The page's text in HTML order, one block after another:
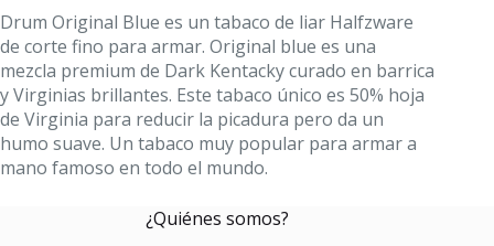
Drum Original Blue es un tabaco de liar Halfzware
de corte fino para armar. Original blue es una
mezcla premium de Dark Kentacky curado en barrica
y Virginias brillantes. Este tabaco único es 50% hoja
de Virginia para reducir la picadura pero da un
humo suave. Un tabaco muy popular para armar a
mano famoso en todo el mundo.
¿Quiénes somos?